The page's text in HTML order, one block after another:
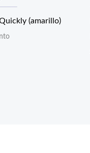
(amarillo)